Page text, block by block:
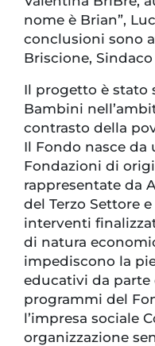
nome è Brian”,
conclusioni sono
Briscione,
Il progetto è stato
Bambini
contrasto della
Il Fondo nasce da
Fondazioni di
rappresentate da
del Terzo Settore
interventi
di natura
impediscono la
educativi da parte
programmi del
l’impresa sociale
organizzazione